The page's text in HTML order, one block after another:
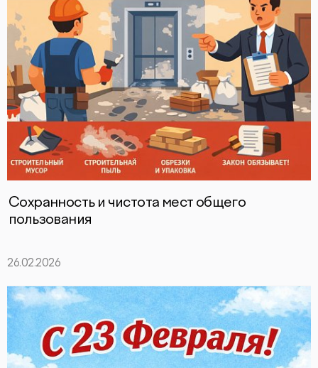
Сохранность и чистота мест общего
пользования
26.02.2026